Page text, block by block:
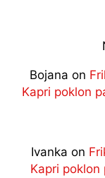
Bojana on
Kapri poklon
Ivanka on
Kapri poklon